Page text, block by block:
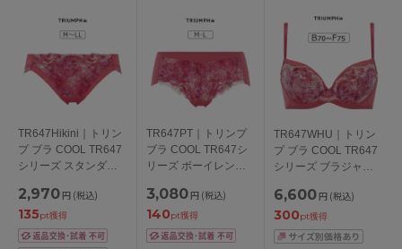
TR647Hikini｜トリン
プ ブラ COOL TR647
シリーズ スタンダー
2,970 円 (税込)
135pt獲得
TR647PT｜トリンプ
ブラ COOL TR647シ
リーズ ボーイレング
3,080 円 (税込)
140pt獲得
TR647WHU｜トリン
プ ブラ COOL TR647
シリーズ ブラジャー
ンダー65/70/75/80cm
6,600 円 (税込)
300pt獲得